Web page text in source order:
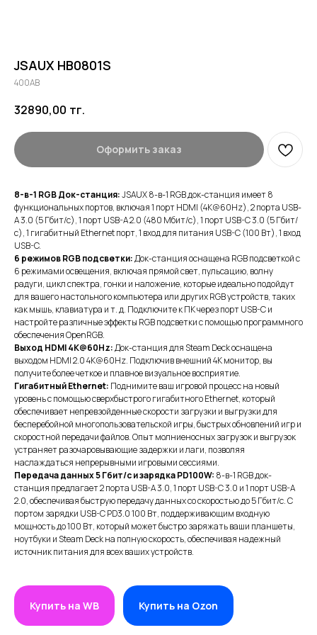
JSAUX HB0801S
400AB
32890,00 тг.
Оформить заказ
8-в-1 RGB Док-станция:JSAUX 8-в-1 RGB док-станция имеет 8
функциональных портов, включая 1 порт HDMI (4K@60Hz), 2 порта USB-
A 3.0 (5 Гбит/с), 1 порт USB-A 2.0 (480 Мбит/с), 1 порт USB-C 3.0 (5 Гбит/
с), 1 гигабитный Ethernet порт, 1 вход для питания USB-C (100 Вт), 1 вход
USB-C.
6 режимов RGB подсветки:Док-станция оснащена RGB подсветкой с
6 режимами освещения, включая прямой свет, пульсацию, волну
радуги, цикл спектра, гонки и наложение, которые идеально подойдут
для вашего настольного компьютера или других RGB устройств, таких
как мышь, клавиатура и т. д. Подключите к ПК через порт USB-C и
настройте различные эффекты RGB подсветки с помощью программного
обеспечения OpenRGB.
Выход HDMI 4K@60Hz:Док-станция для Steam Deck оснащена
выходом HDMI 2.0 4K@60Hz. Подключив внешний 4K монитор, вы
получите более четкое и плавное визуальное восприятие.
Гигабитный Ethernet: Поднимите ваш игровой процесс на новый
уровень с помощью сверхбыстрого гигабитного Ethernet, который
обеспечивает непревзойденные скорости загрузки и выгрузки для
бесперебойной многопользовательской игры, быстрых обновлений игр и
скоростной передачи файлов. Опыт молниеносных загрузок и выгрузок
устраняет разочаровывающие задержки и лаги, позволяя
наслаждаться непрерывными игровыми сессиями.
Передача данных 5 Гбит/с и зарядка PD100W: 8-в-1 RGB док-
станция предлагает 2 порта USB-A 3.0, 1 порт USB-C 3.0 и 1 порт USB-A
2.0, обеспечивая быструю передачу данных со скоростью до 5 Гбит/с. С
портом зарядки USB-C PD3.0 100 Вт, поддерживающим входную
мощность до 100 Вт, который может быстро заряжать ваши планшеты,
ноутбуки и Steam Deck на полную скорость, обеспечивая надежный
источник питания для всех ваших устройств.
Купить на WB Купить на Ozon
ИИК: KZ95722S000007569370
КАТЕГОРИИ